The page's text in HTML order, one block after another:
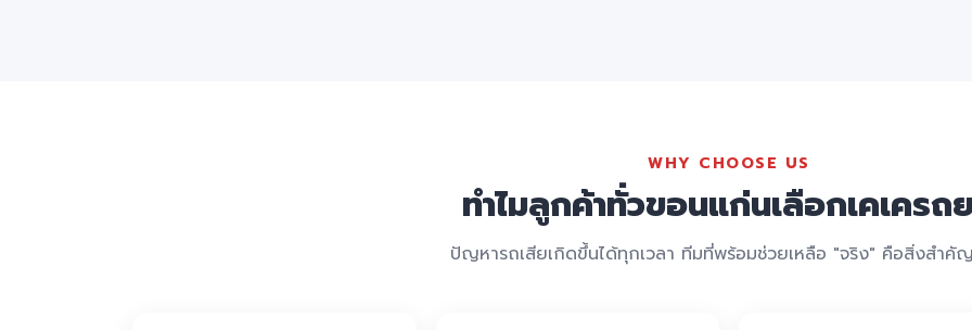
WHY CHOOSE US
ทำไมลูกค้าทั่วขอนแก่นเลือกเคเครถ
ปัญหารถเสียเกิดขึ้นได้ทุกเวลา ทีมที่พร้อมช่วยเหลือ "จริง" คือสิ่งสำคั